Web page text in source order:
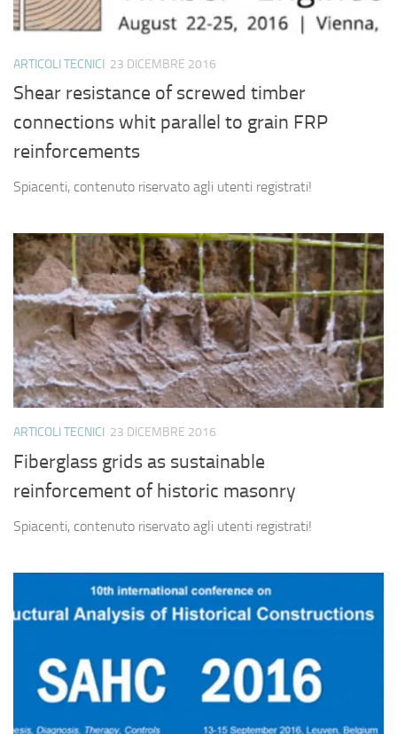
ARTICOLI TECNICI 23 DICEMBRE 2016
Shear resistance of screwed timber
connections whit parallel to grain FRP
reinforcements
Spiacenti, contenuto riservato agli utenti registrati!
ARTICOLI TECNICI 23 DICEMBRE 2016
Fiberglass grids as sustainable
reinforcement of historic masonry
Spiacenti, contenuto riservato agli utenti registrati!